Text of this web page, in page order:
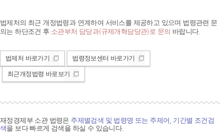
법제처의 최근 개정법령과 연계하여 서비스를 제공하고 있으며 법령관련 문
의는 하단조건 후 소관부처 담당과(규제개혁담당관)로 문의 바랍니다.
법제처 바로가기 법령정보센터 바로가기
최근개정법령 바로보기
재정경제부 소관 법령은 주제별검색 및 법령명 또는 주제어, 기간별 조건검
색을 보다 빠르게 검색을 하실 수 있습니다.